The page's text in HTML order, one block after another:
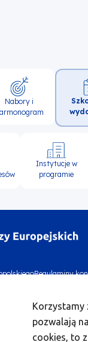
Korzystamy
pozwalają
cookies, to
Nabory i
Instytucje w
programie
Regulaminy